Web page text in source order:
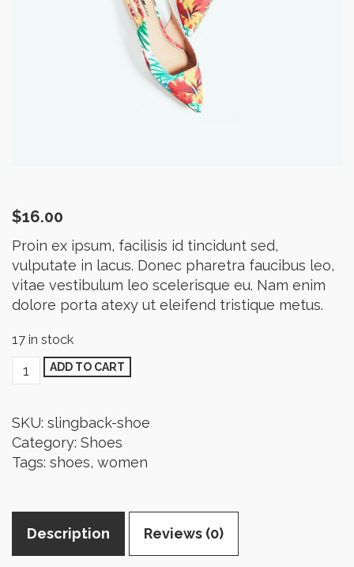
$16.00
Proin ex ipsum, facilisis id tincidunt sed,
vulputate in lacus. Donec pharetra faucibus leo,
vitae vestibulum leo scelerisque eu. Nam enim
dolore porta atexy ut eleifend tristique metus.
17 in stock
Lori
Point
Slingback
Flats
quantity
ADD TO CART
SKU: slingback-shoe
Category: Shoes
Tags: shoes, women
Description Reviews (0)